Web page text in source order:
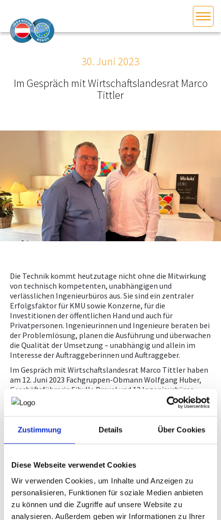
Zustimmung Details Über Cookies
Diese Webseite verwendet Cookies
Wir verwenden Cookies, um Inhalte und Anzeigen zu
personalisieren, Funktionen für soziale Medien anbieten
zu können und die Zugriffe auf unsere Website zu
analysieren. Außerdem geben wir Informationen zu Ihrer
DAS INGENIEURBÜRO
INTERESSEN­VERTRETUNG
MITGLIEDER­VERZEICHNIS
SERVICE
KONTAKT
NEWS
WETTBEWERBE
KAMPAGNE
30. Juni 2023
Im Gespräch mit Wirtschaftslandesrat Marco
Tittler
Die Technik kommt heutzutage nicht ohne die Mitwirkung
von technisch kompetenten, unabhängigen und
verlässlichen Ingenieurbüros aus. Sie sind ein zentraler
Erfolgsfaktor für KMU sowie Konzerne, für die
Investitionen der öffentlichen Hand und auch für
Privatpersonen. Ingenieurinnen und Ingenieure beraten bei
der Problemlösung, planen die Ausführung und überwachen
die Qualität der Umsetzung – unabhängig und allein im
Interesse der Auftraggeberinnen und Auftraggeber.
Im Gespräch mit Wirtschaftslandesrat Marco Tittler haben
am 12. Juni 2023 Fachgruppen-Obmann Wolfgang Huber,
Geschäftsführerin Sibylle Drexel und 12 Ingenieurbüros
unter anderem die Themen Sichtbarkeit der Vorarlberger
Ingenieurbüros, öffentliche Auftragsvergaben, die
Zurverfügungstellung von Daten und Normen,
Sachverständigentätigkeiten und Innovationen